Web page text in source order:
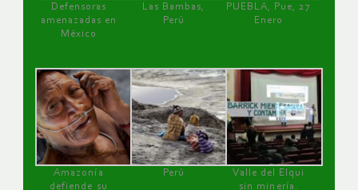
Defensoras
amenazadas en
México
Las Bambas,
Perú
PUEBLA, Pue, 27
Enero
Amazonía
defiende su
Perú
Valle del Elqui
sin minería.